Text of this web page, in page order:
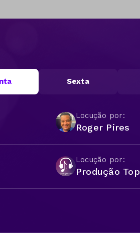
Sexta
Locução por:
Roger Pires
Locução por:
Produção Top